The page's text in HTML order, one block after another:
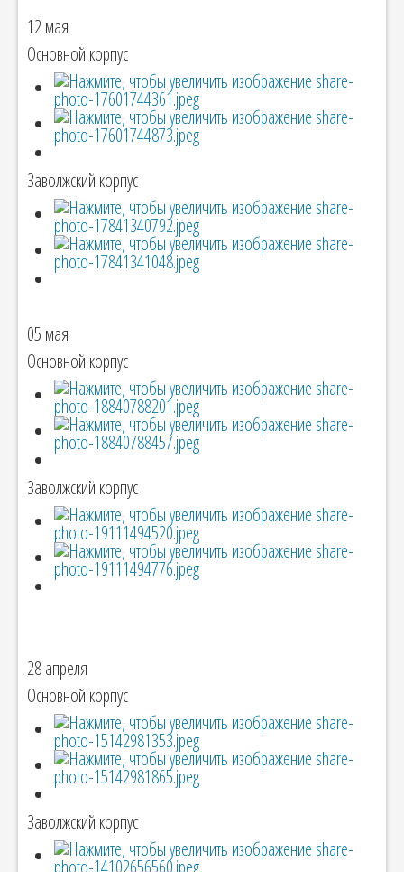
12 мая
Основной корпус
Заволжский корпус
05 мая
Основной корпус
Заволжский корпус
28 апреля
Основной корпус
Заволжский корпус